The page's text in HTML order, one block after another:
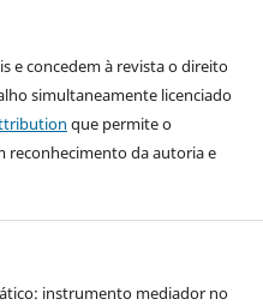
e concedem à revista o direito
simultaneamente licenciado
que permite o
da autoria e
instrumento mediador no